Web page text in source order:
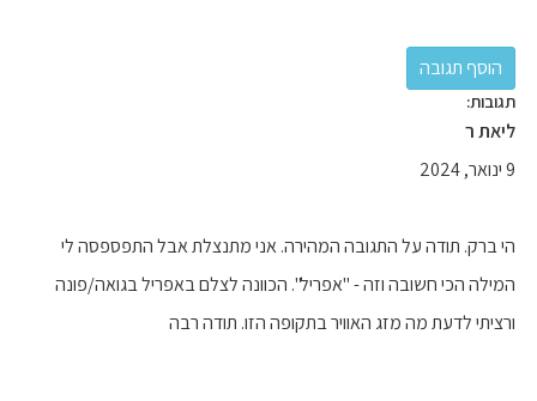
תגובות:
ליאת ר
9 ינואר, 2024
הי ברק. תודה על התגובה המהירה. אני מתנצלת אבל התפספסה לי
המילה הכי חשובה וזה - "אפריל". הכוונה לצלם באפריל בגואה/פונה
ורציתי לדעת מה מזג האוויר בתקופה הזו. תודה רבה